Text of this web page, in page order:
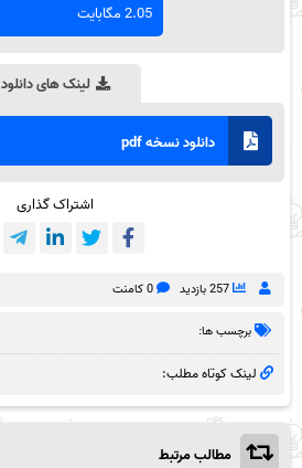
2.05 مگابایت
لینک های دانلود
دانلود نسخه pdf
اشتراک گذاری
257 بازدید 0 کامنت
برچسب ها:
لینک کوتاه مطلب:
مطالب مرتبط